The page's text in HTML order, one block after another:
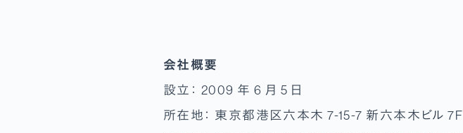
会社概要
設立： 2009 年 6 月 5 日
所在地： 東京都港区六本木 7-15-7 新六本木ビル 7F